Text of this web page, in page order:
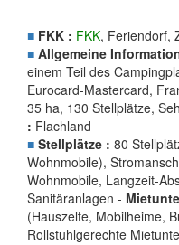
■ FKK : FKK, Feriendorf,
■ Allgemeine
einem Teil des
Eurocard-Mastercard,
35 ha, 130 Stellplätze,
: Flachland
■ Stellplätze : 80
Wohnmobile),
Wohnmobile, Langzeit-
Sanitäranlagen -
(Hauszelte, Mobilheime,
Rollstuhlgerechte